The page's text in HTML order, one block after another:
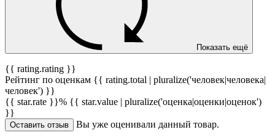
Показать ещё
{{ rating.rating }}
Рейтинг по оценкам {{ rating.total | pluralize('человек|человека|
человек') }}
{{ star.rate }}% {{ star.value | pluralize('оценка|оценки|оценок')
}}
Оставить отзыв Вы уже оценивали данный товар.